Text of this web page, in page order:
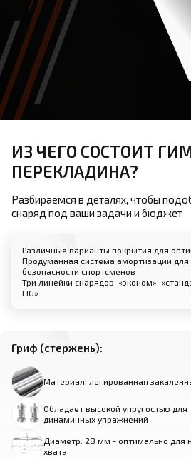
ИЗ ЧЕГО СОСТОИТ
ПЕРЕКЛАДИНА?
Разбираемся в деталях, чтобы
снаряд под ваши задачи и бюджет
Различные варианты покрытия для
Продуманная система амортизации
безопасности спортсменов
Три линейки снарядов: «эконом»,
FIG»
Гриф (стержень):
Материал: легированная
Обладает высокой упругостью для
динамичных упражнений
Диаметр: 28 мм - оптимально для
хвата